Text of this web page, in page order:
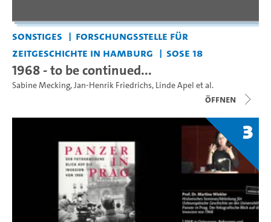
Sonstiges
Forschungsstelle für
Zeitgeschichte in Hamburg
SoSe 18
1968 - to be continued...
Sabine Mecking,Jan-Henrik Friedrichs, Linde Apel et al.
Öffnen
3